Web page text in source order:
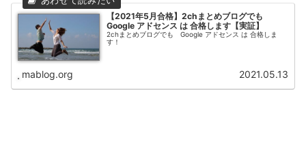
【2021年5月合格】2chまとめブログでも
Google アドセンス は 合格します【実証】
2chまとめブログでも Google アドセンス は 合格しま
す！
mablog.org 2021.05.13